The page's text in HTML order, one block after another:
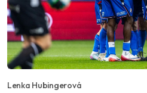
Lenka Hubingerová